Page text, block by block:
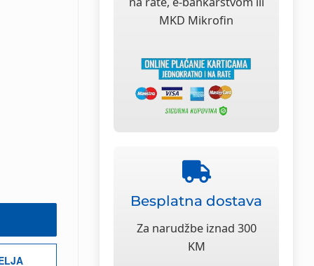
MKD Mikrofin
Besplatna dostava
Za narudžbe iznad 300
KM